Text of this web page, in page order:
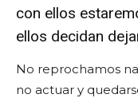
con ellos
ellos decidan
No reprochamos
no actuar y